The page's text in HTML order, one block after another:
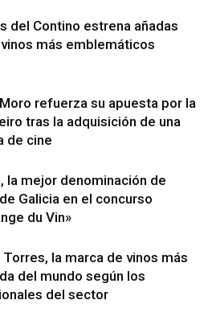
del Contino estrena añadas
más emblemáticos
refuerza su apuesta por la
tras la adquisición de una
de cine
la mejor denominación de
Galicia en el concurso
du Vin»
Torres, la marca de vinos más
del mundo según los
del sector